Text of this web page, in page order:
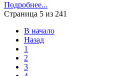
Подробнее...
Страница 5 из 241
В начало
Назад
1
2
3